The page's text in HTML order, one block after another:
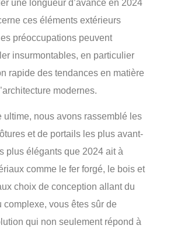
une longueur d’avance en 2024
ces éléments extérieurs
préoccupations peuvent
insurmontables, en particulier
rapide des tendances en matière
modernes.
ultime, nous avons rassemblé les
et de portails les plus avant-
plus élégants que 2024 ait à
comme le fer forgé, le bois et
choix de conception allant du
complexe, vous êtes sûr de
qui non seulement répond à